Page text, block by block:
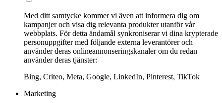
Med ditt samtycke kommer vi även att informera dig om
kampanjer och visa dig relevanta produkter utanför vår
webbplats. För detta ändamål synkroniserar vi dina krypterade
personuppgifter med följande externa leverantörer och
använder deras onlineannonseringskanaler om du redan
använder deras tjänster:
Bing, Criteo, Meta, Google, LinkedIn, Pinterest, TikTok
Marketing